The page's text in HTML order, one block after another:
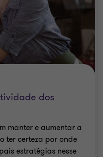
dos
manter e aumentar a
ter certeza por onde
estratégias nesse